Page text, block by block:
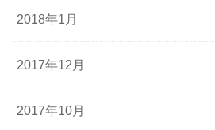
2018年1月
2017年12月
2017年10月